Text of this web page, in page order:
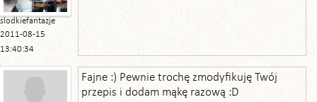
slodkiefantazje
2011-08-15
13:40:34
Fajne :) Pewnie trochę zmodyfikuję Twój
przepis i dodam mąkę razową :D